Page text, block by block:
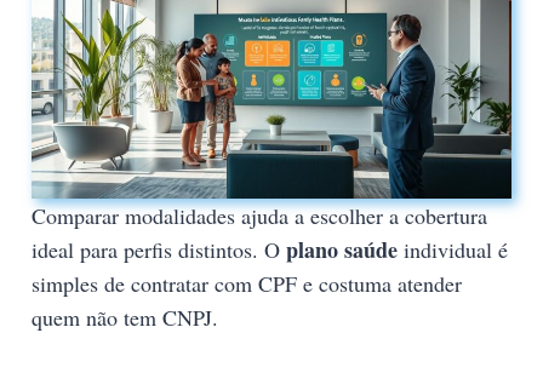
Comparar modalidades ajuda a escolher a cobertura
ideal para perfis distintos. O plano saúde individual é
simples de contratar com CPF e costuma atender
quem não tem CNPJ.